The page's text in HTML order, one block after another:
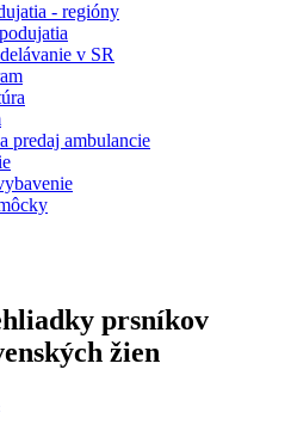
- regióny
v SR
predaj ambulancie
prsníkov
žien